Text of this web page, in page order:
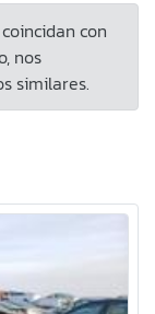
con
nos
similares.